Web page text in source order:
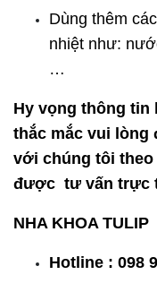
Dùng thêm
nhiệt như:
…
Hy vọng thông tin
thắc mắc vui lòng
với chúng tôi
được tư vấn trực
NHA KHOA TULIP
Hotline : 098